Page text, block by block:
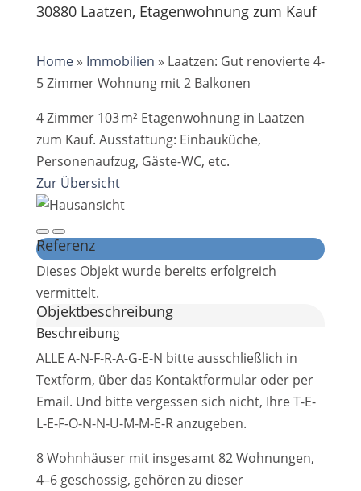
30880 Laatzen, Etagenwohnung zum Kauf
Home» Immobilien » Laatzen: Gut renovierte 4-
5 Zimmer Wohnung mit 2 Balkonen
4 Zimmer 103 m² Etagenwohnung in Laatzen
zum Kauf. Ausstattung: Einbauküche,
Personenaufzug, Gäste-WC, etc.
Zur Übersicht
Referenz
Dieses Objekt wurde bereits erfolgreich
vermittelt.
Objekt­beschreibung
Beschreibung
ALLE A-N-F-R-A-G-E-N bitte ausschließlich in
Textform, über das Kontaktformular oder per
Email. Und bitte vergessen sich nicht, Ihre T-E-
L-E-F-O-N-N-U-M-M-E-R anzugeben.
8 Wohnhäuser mit insgesamt 82 Wohnungen,
4–6 geschossig, gehören zu dieser